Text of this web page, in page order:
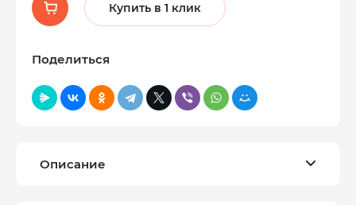
Купить в 1 клик
Поделиться
Описание